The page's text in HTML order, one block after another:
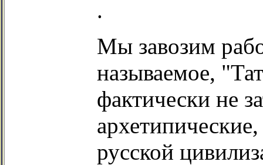
.
Мы завозим
называемое,
фактически не
русской